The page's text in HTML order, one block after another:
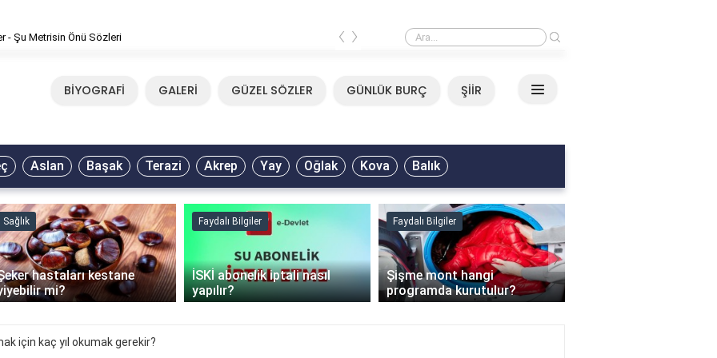
- Şu Metrisin Önü Sözleri Mirkelam - Tavla Sözleri
‹ ›
BİYOGRAFİ GALERİ GÜZEL SÖZLER GÜNLÜK BURÇ ŞİİR
Aslan Başak Terazi Akrep Yay Oğlak Kova Balık
Sağlık
hastaları kestane
mi?
Faydalı Bilgiler
İSKİ abonelik iptali nasıl
yapılır?
Faydalı Bilgiler
Şişme mont hangi
programda kurutulur?
›
için kaç yıl okumak gerekir?